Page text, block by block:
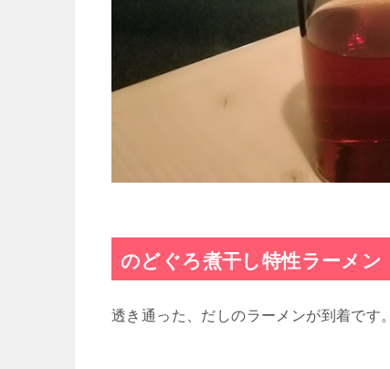
のどぐろ煮干し特性ラーメン
透き通った、だしのラーメンが到着です。